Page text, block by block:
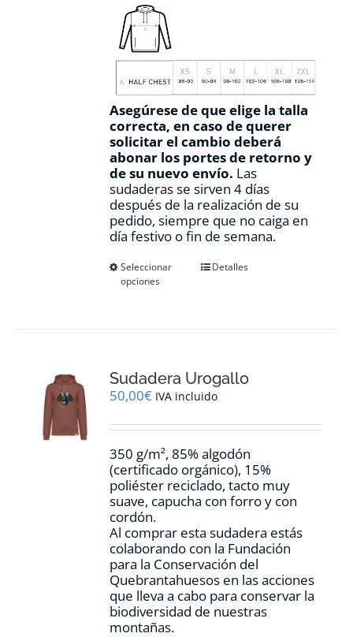
Asegúrese de que elige la talla
correcta, en caso de querer
solicitar el cambio deberá
abonar los portes de retorno y
de su nuevo envío. Las
sudaderas se sirven 4 días
después de la realización de su
pedido, siempre que no caiga en
día festivo o fin de semana.
Seleccionar
opciones
Este
se
pueden
en
página
de
producto
Detalles
Sudadera Urogallo
50,00€ IVA incluido
350 g/m², 85% algodón
(certificado orgánico), 15%
poliéster reciclado, tacto muy
suave, capucha con forro y con
cordón.
Al comprar esta sudadera estás
colaborando con la Fundación
para la Conservación del
Quebrantahuesos en las acciones
que lleva a cabo para conservar la
biodiversidad de nuestras
montañas.